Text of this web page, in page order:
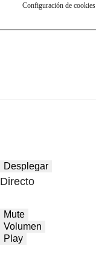
Configuración de cookies
Desplegar
Directo
Mute
Volumen
Play